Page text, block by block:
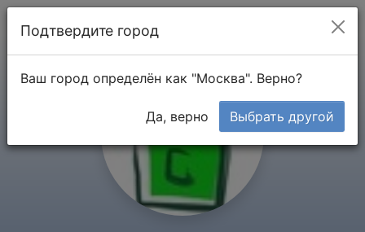
Подтвердите город
Ваш город определён как "Москва". Верно?
Да, верно Выбрать другой